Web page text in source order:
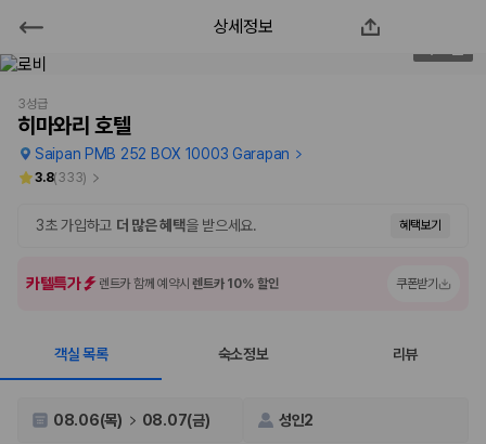
히마와리 호텔
2000만 이용고객이 선택한 제주 렌트카 가격비교 플랫폼
제주렌트카 가격비교는 카모아에서 한 번에
제주도 렌트카는 업체마다 차량 가격, 보험 조건, 면책금, 보상 한도, 인수
장소, 취소 규정이 다릅니다. 카모아는 여러 제주 렌트카 업체의 조건을 한
상세정보
3성급
히마와리 호텔
Saipan PMB 252 BOX 10003 Garapan
3.8(333)
3초 가입하고 더 많은 혜택을 받으세요. 혜택보기
카텔특가 렌트카 함께 예약시렌트카 10% 할인 쿠폰받기
객실 목록 숙소정보 리뷰
08.06(목) 08.07(금) 성인2